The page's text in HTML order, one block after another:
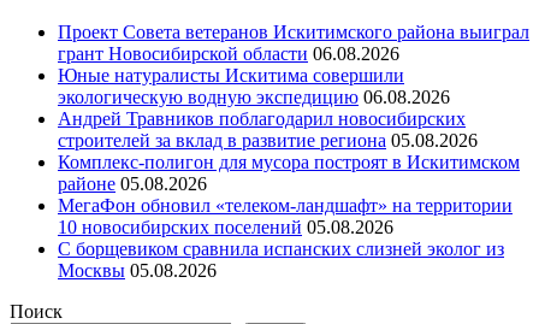
Проект Совета ветеранов Искитимского района выиграл
грант Новосибирской области 06.08.2026
Юные натуралисты Искитима совершили
экологическую водную экспедицию 06.08.2026
Андрей Травников поблагодарил новосибирских
строителей за вклад в развитие региона 05.08.2026
Комплекс-полигон для мусора построят в Искитимском
районе 05.08.2026
МегаФон обновил «телеком-ландшафт» на территории
10 новосибирских поселений 05.08.2026
С борщевиком сравнила испанских слизней эколог из
Москвы 05.08.2026
Поиск